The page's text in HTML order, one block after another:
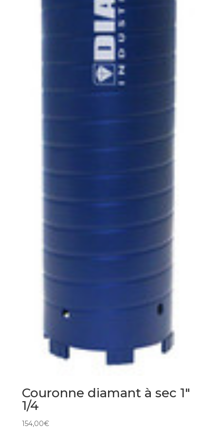
Couronne diamant à sec 1″
1/4
154,00€